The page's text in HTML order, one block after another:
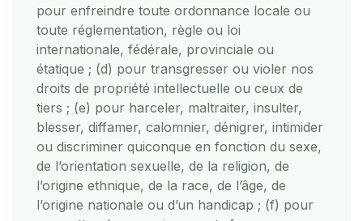
pour enfreindre toute ordonnance locale ou
toute réglementation, règle ou loi
internationale, fédérale, provinciale ou
étatique ; (d) pour transgresser ou violer nos
droits de propriété intellectuelle ou ceux de
tiers ; (e) pour harceler, maltraiter, insulter,
blesser, diffamer, calomnier, dénigrer, intimider
ou discriminer quiconque en fonction du sexe,
de l’orientation sexuelle, de la religion, de
l’origine ethnique, de la race, de l’âge, de
l’origine nationale ou d’un handicap ; (f) pour